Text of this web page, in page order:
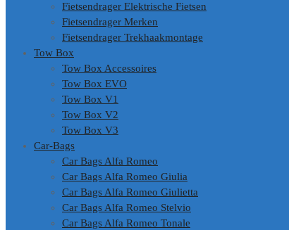
Fietsendrager Elektrische Fietsen
Fietsendrager Merken
Fietsendrager Trekhaakmontage
Tow Box
Tow Box Accessoires
Tow Box EVO
Tow Box V1
Tow Box V2
Tow Box V3
Car-Bags
Car Bags Alfa Romeo
Car Bags Alfa Romeo Giulia
Car Bags Alfa Romeo Giulietta
Car Bags Alfa Romeo Stelvio
Car Bags Alfa Romeo Tonale